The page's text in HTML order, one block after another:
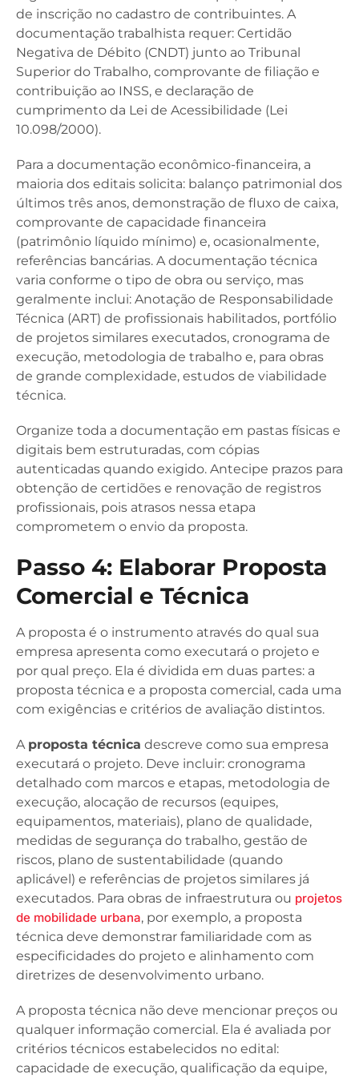
de inscrição no cadastro de contribuintes. A
documentação trabalhista requer: Certidão
Negativa de Débito (CNDT) junto ao Tribunal
Superior do Trabalho, comprovante de filiação e
contribuição ao INSS, e declaração de
cumprimento da Lei de Acessibilidade (Lei
10.098/2000).
Para a documentação econômico-financeira, a
maioria dos editais solicita: balanço patrimonial dos
últimos três anos, demonstração de fluxo de caixa,
comprovante de capacidade financeira
(patrimônio líquido mínimo) e, ocasionalmente,
referências bancárias. A documentação técnica
varia conforme o tipo de obra ou serviço, mas
geralmente inclui: Anotação de Responsabilidade
Técnica (ART) de profissionais habilitados, portfólio
de projetos similares executados, cronograma de
execução, metodologia de trabalho e, para obras
de grande complexidade, estudos de viabilidade
técnica.
Organize toda a documentação em pastas físicas e
digitais bem estruturadas, com cópias
autenticadas quando exigido. Antecipe prazos para
obtenção de certidões e renovação de registros
profissionais, pois atrasos nessa etapa
comprometem o envio da proposta.
Passo 4: Elaborar Proposta
Comercial e Técnica
A proposta é o instrumento através do qual sua
empresa apresenta como executará o projeto e
por qual preço. Ela é dividida em duas partes: a
proposta técnica e a proposta comercial, cada uma
com exigências e critérios de avaliação distintos.
A proposta técnica descreve como sua empresa
executará o projeto. Deve incluir: cronograma
detalhado com marcos e etapas, metodologia de
execução, alocação de recursos (equipes,
equipamentos, materiais), plano de qualidade,
medidas de segurança do trabalho, gestão de
riscos, plano de sustentabilidade (quando
aplicável) e referências de projetos similares já
executados. Para obras de infraestrutura ou projetos
de mobilidade urbana, por exemplo, a proposta
técnica deve demonstrar familiaridade com as
especificidades do projeto e alinhamento com
diretrizes de desenvolvimento urbano.
A proposta técnica não deve mencionar preços ou
qualquer informação comercial. Ela é avaliada por
critérios técnicos estabelecidos no edital:
capacidade de execução, qualificação da equipe,